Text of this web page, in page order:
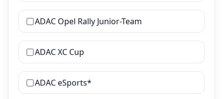
ADAC Opel Rally Junior-Team
ADAC XC Cup
ADAC eSports*